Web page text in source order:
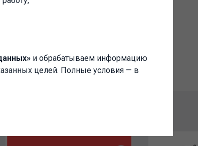
и обрабатываем информацию
целей. Полные условия — в